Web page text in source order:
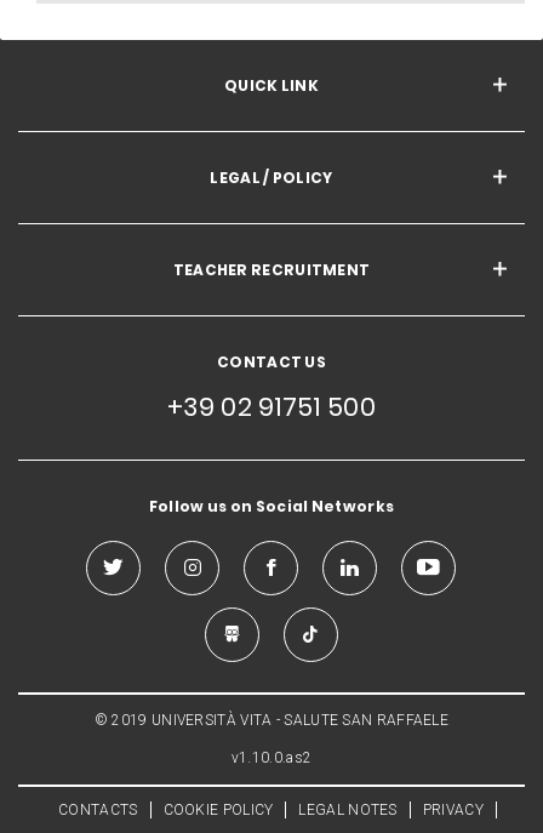
QUICK LINK
LEGAL / POLICY
TEACHER RECRUITMENT
CONTACT US
+39 02 91751 500
Follow us on Social Networks
© 2019 UNIVERSITÀ VITA - SALUTE SAN RAFFAELE
v1.10.0.as2
CONTACTS COOKIE POLICY LEGAL NOTES PRIVACY